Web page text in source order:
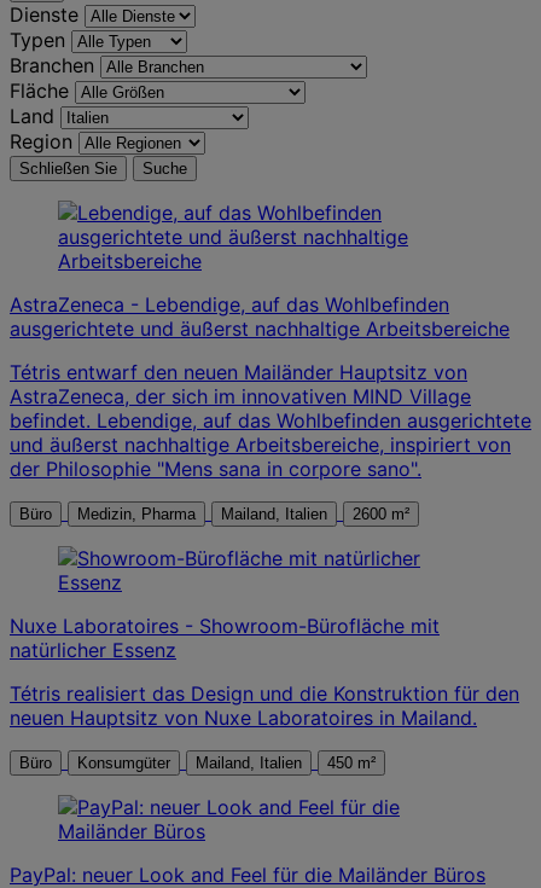
Dienste
Typen
Branchen
Fläche
Land
Region
Schließen Sie Suche
AstraZeneca - Lebendige, auf das Wohlbefinden
ausgerichtete und äußerst nachhaltige Arbeitsbereiche
Tétris entwarf den neuen Mailänder Hauptsitz von
AstraZeneca, der sich im innovativen MIND Village
befindet. Lebendige, auf das Wohlbefinden ausgerichtete
und äußerst nachhaltige Arbeitsbereiche, inspiriert von
der Philosophie "Mens sana in corpore sano".
Büro Medizin, Pharma Mailand, Italien 2600 m²
Nuxe Laboratoires - Showroom-Bürofläche mit
natürlicher Essenz
Tétris realisiert das Design und die Konstruktion für den
neuen Hauptsitz von Nuxe Laboratoires in Mailand.
Büro Konsumgüter Mailand, Italien 450 m²
PayPal: neuer Look and Feel für die Mailänder Büros